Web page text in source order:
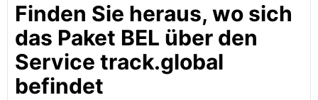
Finden Sie heraus, wo sich
das Paket BEL über den
Service track.global
befindet